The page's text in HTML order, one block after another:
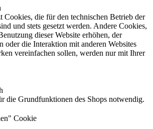
Cookies, die für den technischen Betrieb der
und stets gesetzt werden. Andere Cookies,
dieser Website erhöhen, der
oder die Interaktion mit anderen Websites
vereinfachen sollen, werden nur mit Ihrer
die Grundfunktionen des Shops notwendig.
Cookie